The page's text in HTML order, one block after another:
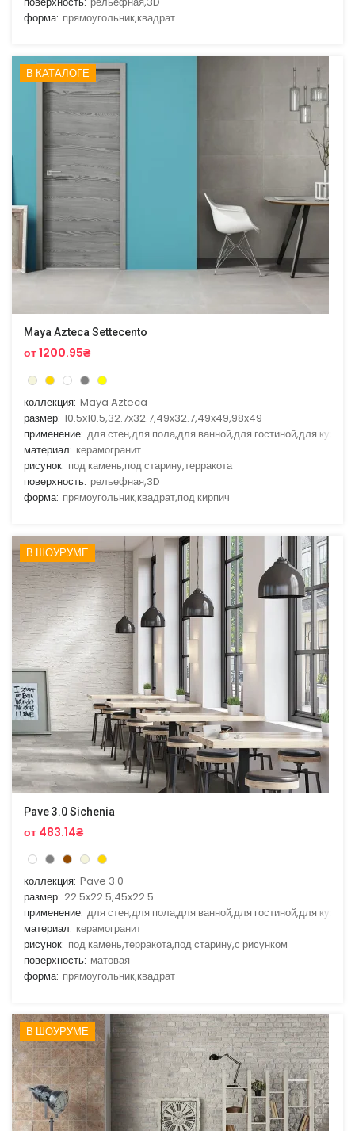
форма: прямоугольник,квадрат
В КАТАЛОГЕ
Maya Azteca Settecento
от 1200.95₴
коллекция: Maya Azteca
размер: 10.5x10.5,32.7x32.7,49x32.7,49x49,98x49
применение: для стен,для пола,для ванной,для гостиной,для кухни
материал: керамогранит
рисунок: под камень,под старину,терракота
поверхность: рельефная,3D
форма: прямоугольник,квадрат,под кирпич
В ШОУРУМЕ
Pave 3.0 Sichenia
от 483.14₴
коллекция: Pave 3.0
размер: 22.5x22.5,45x22.5
применение: для стен,для пола,для ванной,для гостиной,для кухни
материал: керамогранит
рисунок: под камень,терракота,под старину,с рисунком
поверхность: матовая
форма: прямоугольник,квадрат
В ШОУРУМЕ